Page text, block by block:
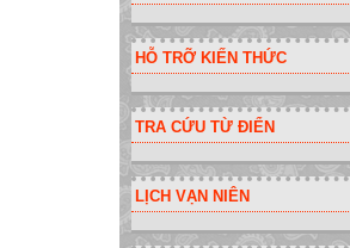
HỖ TRỠ KIẾN THỨC
TRA CỨU TỪ ĐIỂN
LỊCH VẠN NIÊN